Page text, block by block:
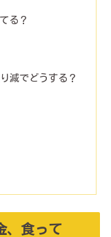
る？
減でどうする？
、食って